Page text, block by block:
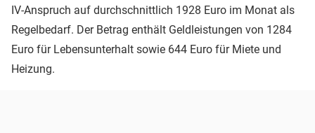
IV-Anspruch auf durchschnittlich 1928 Euro im Monat als
Regelbedarf. Der Betrag enthält Geldleistungen von 1284
Euro für Lebensunterhalt sowie 644 Euro für Miete und
Heizung.